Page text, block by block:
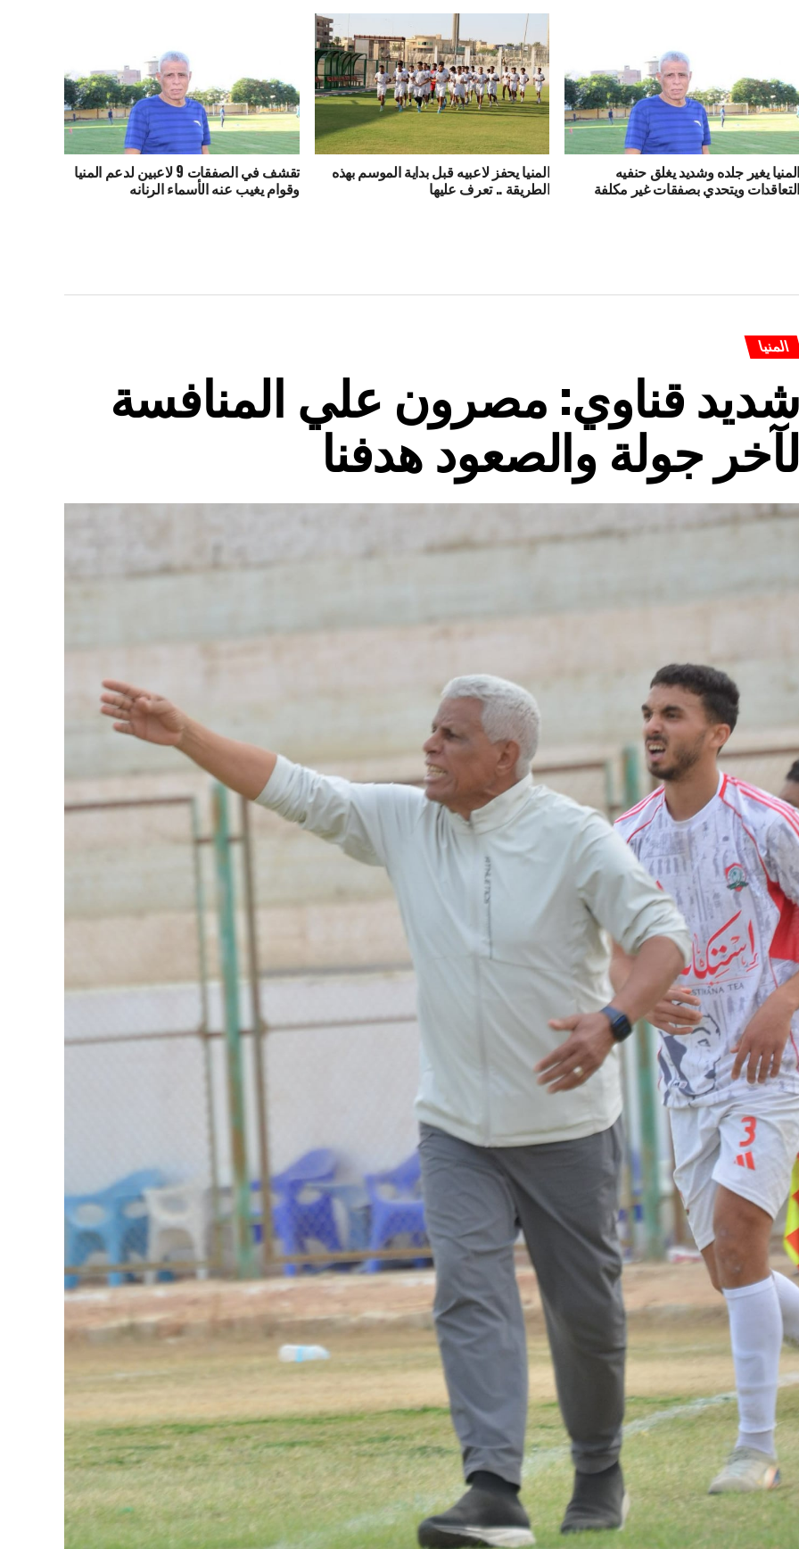
المنيا يغير جلده وشديد يغلق حنفيه
التعاقدات ويتحدي بصفقات غير مكلفة
المنيا يحفز لاعبيه قبل بداية الموسم بهذه
الطريقة .. تعرف عليها
تقشف في الصفقات 9 لاعبين لدعم المنيا
وقوام يغيب عنه الأسماء الرنانه
المنيا
شديد قناوي: مصرون علي المنافسة
لآخر جولة والصعود هدفنا